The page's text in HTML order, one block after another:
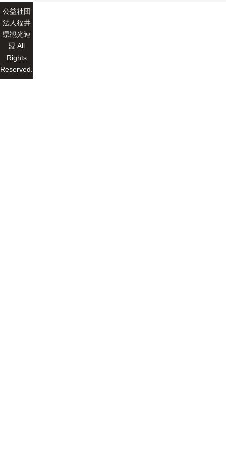
公益社団
法人福井
県観光連
盟 All
Rights
Reserved.